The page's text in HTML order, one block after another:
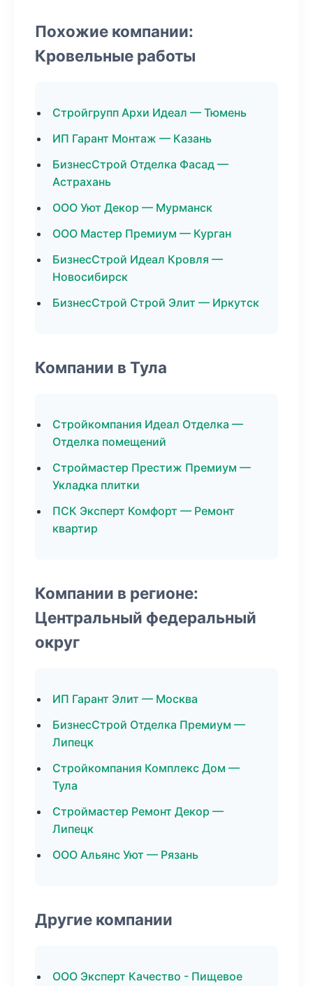
Похожие компании:
Кровельные работы
Стройгрупп Архи Идеал — Тюмень
ИП Гарант Монтаж — Казань
БизнесСтрой Отделка Фасад —
Астрахань
ООО Уют Декор — Мурманск
ООО Мастер Премиум — Курган
БизнесСтрой Идеал Кровля —
Новосибирск
БизнесСтрой Строй Элит — Иркутск
Компании в Тула
Стройкомпания Идеал Отделка —
Отделка помещений
Строймастер Престиж Премиум —
Укладка плитки
ПСК Эксперт Комфорт — Ремонт
квартир
Компании в регионе:
Центральный федеральный
округ
ИП Гарант Элит — Москва
БизнесСтрой Отделка Премиум —
Липецк
Стройкомпания Комплекс Дом —
Тула
Строймастер Ремонт Декор —
Липецк
ООО Альянс Уют — Рязань
Другие компании
ООО Эксперт Качество - Пищевое